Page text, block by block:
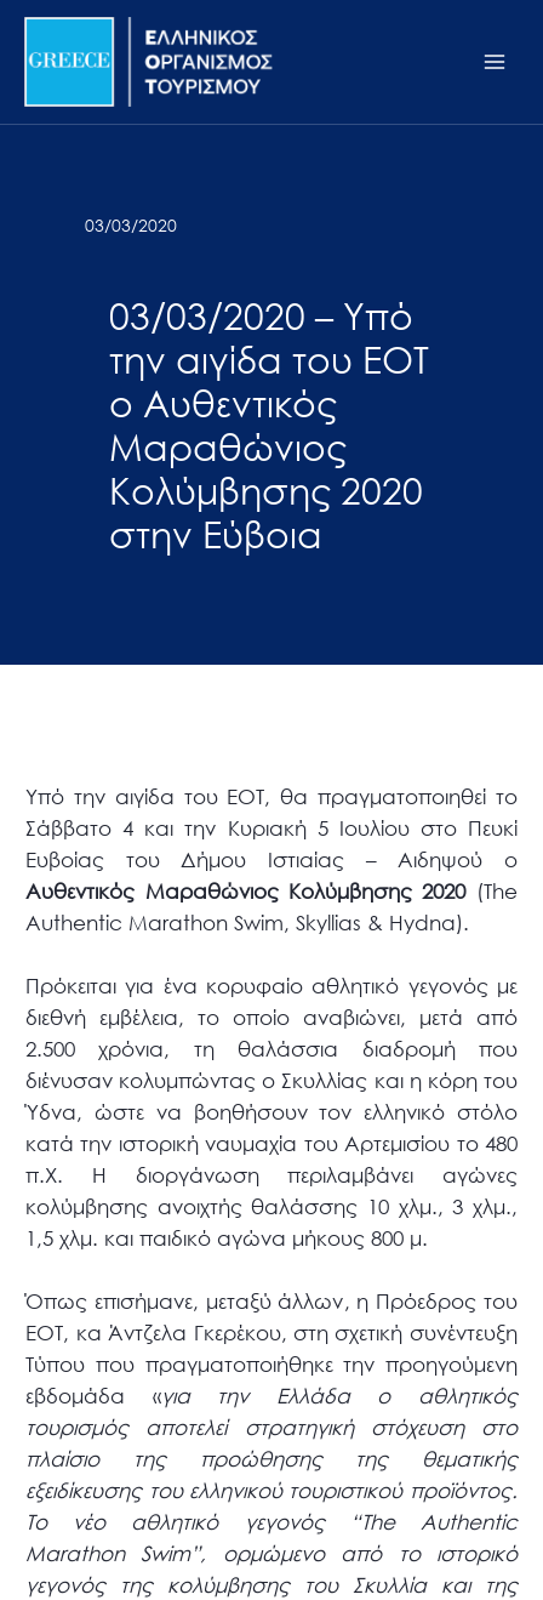
Σημείωση:
ιστότοπος
προσβασιμότητας.
Μετάβαση
περιεχόμενο
03/03/2020
03/03/2020 – Υπό
την αιγίδα του ΕΟΤ
ο Αυθεντικός
Μαραθώνιος
Κολύμβησης 2020
στην Εύβοια
Υπό την αιγίδα του ΕΟΤ, θα πραγματοποιηθεί το
Σάββατο 4 και την Κυριακή 5 Ιουλίου στο Πευκί
Ευβοίας του Δήμου Ιστιαίας – Αιδηψού ο
Αυθεντικός Μαραθώνιος Κολύμβησης 2020(The
Authentic Marathon Swim, Skyllias & Hydna).
Πρόκειται για ένα κορυφαίο αθλητικό γεγονός με
διεθνή εμβέλεια, το οποίο αναβιώνει, μετά από
2.500 χρόνια, τη θαλάσσια διαδρομή που
διένυσαν κολυμπώντας ο Σκυλλίας και η κόρη του
Ύδνα, ώστε να βοηθήσουν τον ελληνικό στόλο
κατά την ιστορική ναυμαχία του Αρτεμισίου το 480
π.Χ. Η διοργάνωση περιλαμβάνει αγώνες
κολύμβησης ανοιχτής θαλάσσης 10 χλμ., 3 χλμ.,
1,5 χλμ. και παιδικό αγώνα μήκους 800 μ.
Όπως επισήμανε, μεταξύ άλλων, η Πρόεδρος του
ΕΟΤ, κα Άντζελα Γκερέκου, στη σχετική συνέντευξη
Τύπου που πραγματοποιήθηκε την προηγούμενη
εβδομάδα «για την Ελλάδα ο αθλητικός
τουρισμός αποτελεί στρατηγική στόχευση στο
πλαίσιο της προώθησης της θεματικής
εξειδίκευσης του ελληνικού τουριστικού προϊόντος.
Το νέο αθλητικό γεγονός “The Authentic
Marathon Swim”, ορμώμενο από το ιστορικό
γεγονός της κολύμβησης του Σκυλλία και της